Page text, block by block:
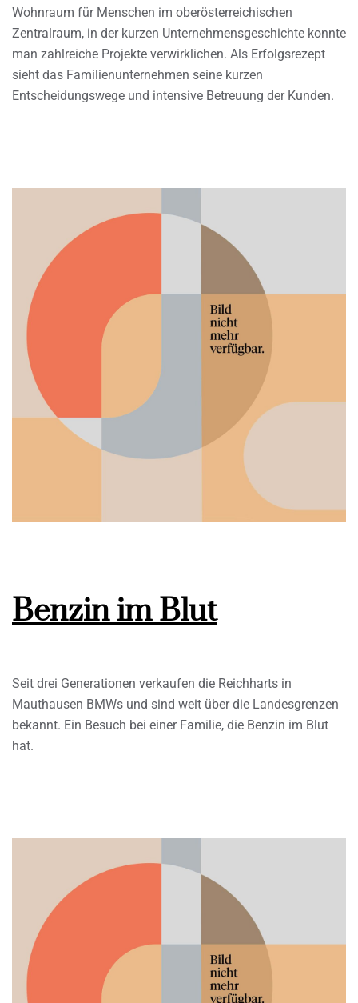
Wohnraum für Menschen im oberösterreichischen
Zentralraum, in der kurzen Unternehmensgeschichte konnte
man zahlreiche Projekte verwirklichen. Als Erfolgsrezept
sieht das Familienunternehmen seine kurzen
Entscheidungswege und intensive Betreuung der Kunden.
Benzin im Blut
Seit drei Generationen verkaufen die Reichharts in
Mauthausen BMWs und sind weit über die Landesgrenzen
bekannt. Ein Besuch bei einer Familie, die Benzin im Blut
hat.